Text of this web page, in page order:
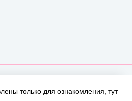
только для ознакомления, тут